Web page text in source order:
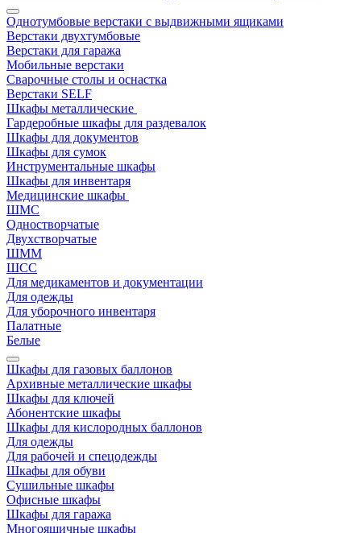
Однотумбовые верстаки с выдвижными ящиками
Верстаки двухтумбовые
Верстаки для гаража
Мобильные верстаки
Сварочные столы и оснастка
Верстаки SELF
Шкафы металлические
Гардеробные шкафы для раздевалок
Шкафы для документов
Шкафы для сумок
Инструментальные шкафы
Шкафы для инвентаря
Медицинские шкафы
ШМС
Одностворчатые
Двухстворчатые
ШММ
ШСС
Для медикаментов и документации
Для одежды
Для уборочного инвентаря
Палатные
Белые
Шкафы для газовых баллонов
Архивные металлические шкафы
Шкафы для ключей
Абонентские шкафы
Шкафы для кислородных баллонов
Для одежды
Для рабочей и спецодежды
Шкафы для обуви
Сушильные шкафы
Офисные шкафы
Шкафы для гаража
Многоящичные шкафы